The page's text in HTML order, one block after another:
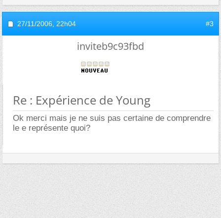
27/11/2006, 22h04 #3
inviteb9c93fbd
Re : Expérience de Young
Ok merci mais je ne suis pas certaine de comprendre
le e représente quoi?